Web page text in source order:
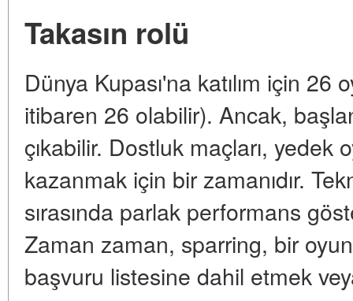
Takasın rolü
Dünya Kupası'na katılım için 26
itibaren 26 olabilir). Ancak,
çıkabilir. Dostluk maçları, yedek
kazanmak için bir zamanıdır.
sırasında parlak performans
Zaman zaman, sparring, bir
başvuru listesine dahil etmek